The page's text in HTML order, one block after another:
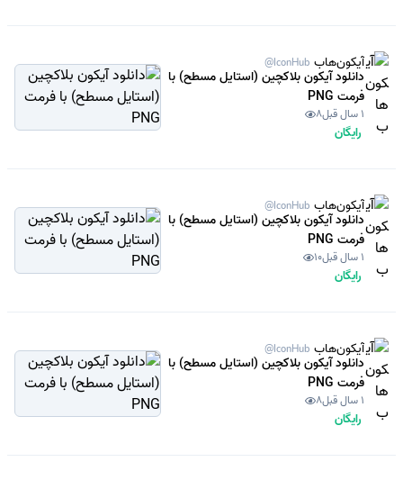
آیکون‌هاب @IconHub
دانلود آیکون بلاکچین (استایل مسطح) با
فرمت PNG
1 سال قبل 8
رایگان
آیکون‌هاب @IconHub
دانلود آیکون بلاکچین (استایل مسطح) با
فرمت PNG
1 سال قبل 10
رایگان
آیکون‌هاب @IconHub
دانلود آیکون بلاکچین (استایل مسطح) با
فرمت PNG
1 سال قبل 8
رایگان